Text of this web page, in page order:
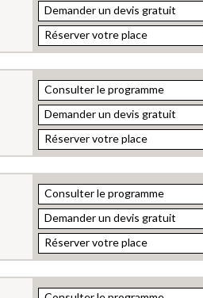
Demander un devis gratuit
Réserver votre place
Consulter le programme
Demander un devis gratuit
Réserver votre place
Consulter le programme
Demander un devis gratuit
Réserver votre place